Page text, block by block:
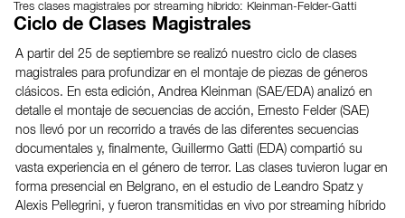
Tres clases magistrales por streaming híbrido: Kleinman-Felder-Gatti
Ciclo de Clases Magistrales
A partir del 25 de septiembre se realizó nuestro ciclo de clases
magistrales para profundizar en el montaje de piezas de géneros
clásicos. En esta edición, Andrea Kleinman (SAE/EDA) analizó en
detalle el montaje de secuencias de acción, Ernesto Felder (SAE)
nos llevó por un recorrido a través de las diferentes secuencias
documentales y, finalmente, Guillermo Gatti (EDA) compartió su
vasta experiencia en el género de terror. Las clases tuvieron lugar en
forma presencial en Belgrano, en el estudio de Leandro Spatz y
Alexis Pellegrini, y fueron transmitidas en vivo por streaming híbrido